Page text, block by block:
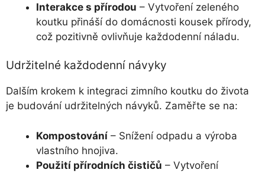
Interakce s přírodou – Vytvoření zeleného
koutku přináší do domácnosti kousek přírody,
což pozitivně ovlivňuje každodenní náladu.
Udržitelné každodenní návyky
Dalším krokem k integraci zimního koutku do života
je budování udržitelných návyků. Zaměřte se na:
Kompostování – Snížení odpadu a výroba
vlastního hnojiva.
Použití přírodních čističů – Vytvoření